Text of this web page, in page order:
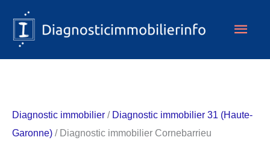
contenu
Diagnostic immobilier / Diagnostic immobilier 31 (Haute-
Garonne) / Diagnostic immobilier Cornebarrieu